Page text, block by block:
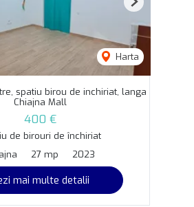
Harta
Next
spatiu birou de inchiriat, langa
Chiajna Mall
400 €
de birouri de închiriat
27 mp 2023
mai multe detalii